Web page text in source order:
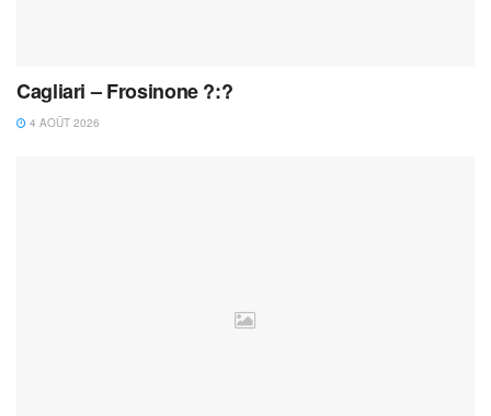
Cagliari – Frosinone ?:?
4 AOÛT 2026